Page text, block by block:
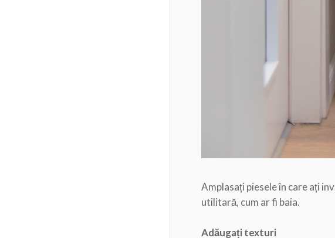
Amplasați piesele în care ați
utilitară, cum ar fi baia.
Adăugați texturi